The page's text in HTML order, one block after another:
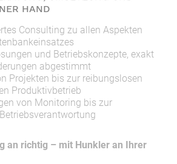
HAND
Consulting zu allen Aspekten
und Betriebskonzepte, exakt
abgestimmt
Projekten bis zur reibungslosen
Produktivbetrieb
von Monitoring bis zur
an richtig – mit Hunkler an Ihrer